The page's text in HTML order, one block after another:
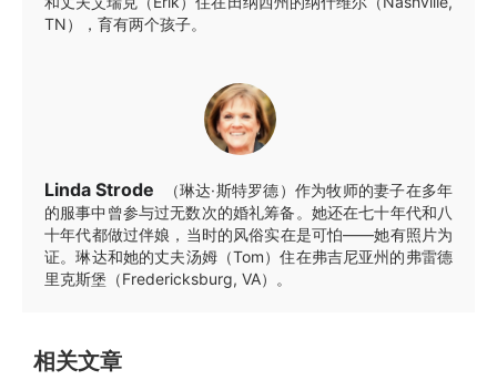
TN），育有两个孩子。
Linda Strode
（琳达·斯特罗德）作为牧师的妻子在多年
的服事中曾参与过无数次的婚礼筹备。她还在七十年代和八
十年代都做过伴娘，当时的风俗实在是可怕——她有照片为
证。琳达和她的丈夫汤姆（Tom）住在弗吉尼亚州的弗雷德
里克斯堡（Fredericksburg, VA）。
相关文章